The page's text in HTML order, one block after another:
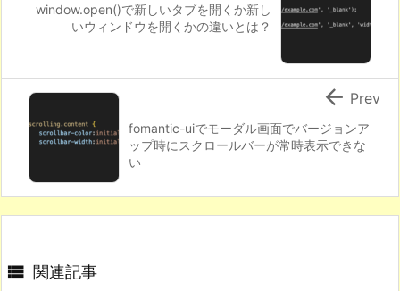
window.open()で新しいタブを開くか新し
いウィンドウを開くかの違いとは？
fomantic-uiでモーダル画面でバージョンア
ップ時にスクロールバーが常時表示できな
い
 Prev
 関連記事